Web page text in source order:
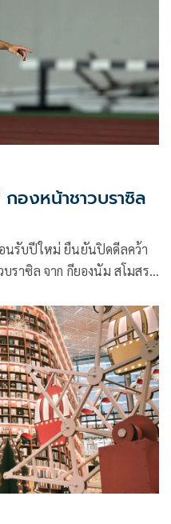
องหน้าชาวบราซิล
นรับปีใหม่ ยืนยันปิดดีลคว้า
ราซิล จาก กียองนัม สโมสร